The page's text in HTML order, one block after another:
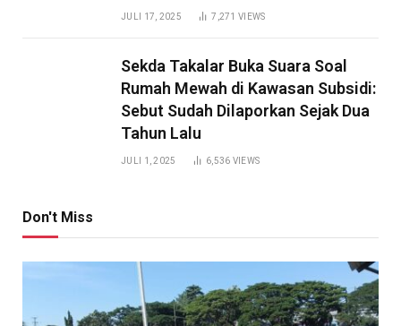
JULI 17, 2025 7,271VIEWS
Sekda Takalar Buka Suara Soal
Rumah Mewah di Kawasan Subsidi:
Sebut Sudah Dilaporkan Sejak Dua
Tahun Lalu
JULI 1, 2025 6,536 VIEWS
Don't Miss